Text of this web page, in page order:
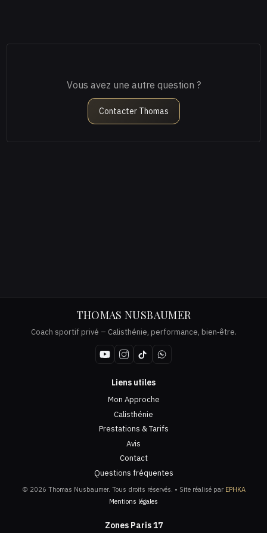
Vous avez une autre question ?
Contacter Thomas
THOMAS NUSBAUMER
Coach sportif privé – Calisthénie, performance, bien‑être.
Liens utiles
Mon Approche
Calisthénie
Prestations & Tarifs
Avis
Contact
Questions fréquentes
© 2026 Thomas Nusbaumer. Tous droits réservés. • Site réalisé par EPHKA
Mentions légales
Zones Paris 17